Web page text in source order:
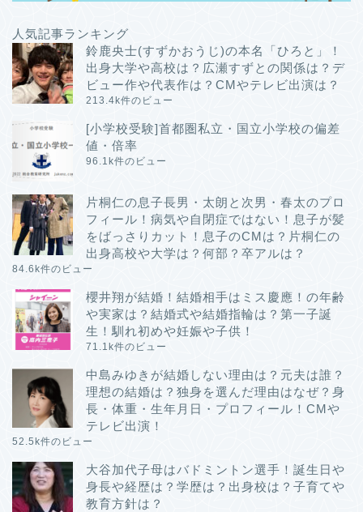
人気記事ランキング
鈴鹿央士(すずかおうじ)の本名「ひろと」！
出身大学や高校は？広瀬すずとの関係は？デ
ビュー作や代表作は？CMやテレビ出演は？
213.4k件のビュー
[小学校受験]首都圏私立・国立小学校の偏差
値・倍率
96.1k件のビュー
片桐仁の息子長男・太朗と次男・春太のプロ
フィール！病気や自閉症ではない！息子が髪
をばっさりカット！息子のCMは？片桐仁の
出身高校や大学は？何部？卒アルは？
84.6k件のビュー
櫻井翔が結婚！結婚相手はミス慶應！の年齢
や実家は？結婚式や結婚指輪は？第一子誕
生！馴れ初めや妊娠や子供！
71.1k件のビュー
中島みゆきが結婚しない理由は？元夫は誰？
理想の結婚は？独身を選んだ理由はなぜ？身
長・体重・生年月日・プロフィール！CMや
テレビ出演！
52.5k件のビュー
大谷加代子母はバドミントン選手！誕生日や
身長や経歴は？学歴は？出身校は？子育てや
教育方針は？